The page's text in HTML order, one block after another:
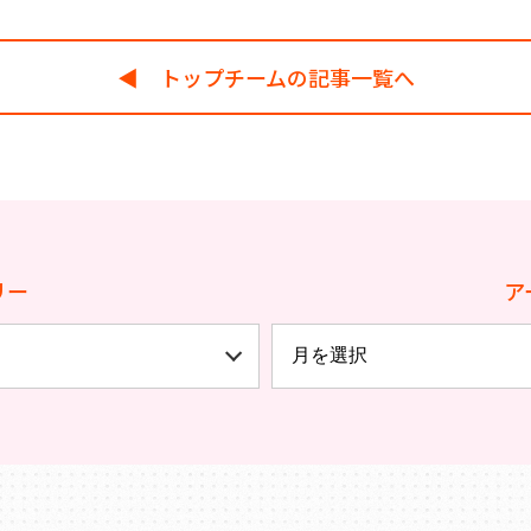
◀︎ トップチームの記事一覧へ
ー